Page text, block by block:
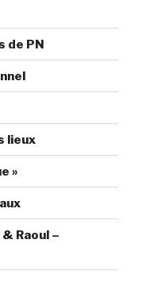
de PN
lieux
»
Raoul –